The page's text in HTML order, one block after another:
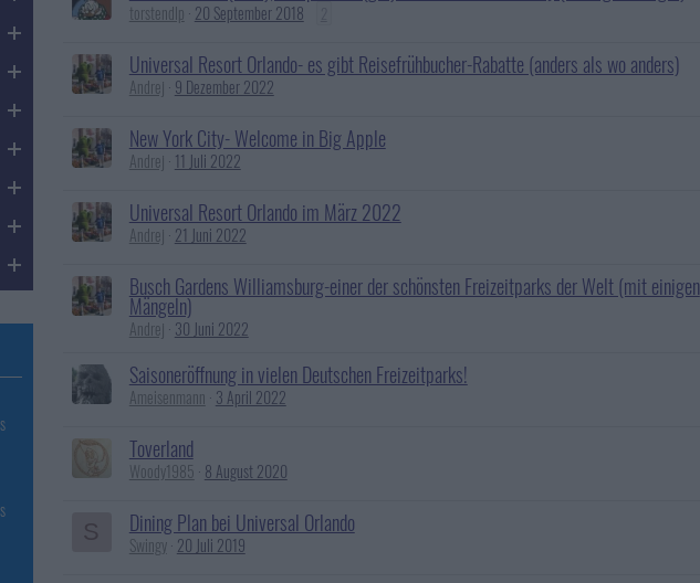
torstendlp 20 September 2018
Universal Resort Orlando- es gibt Reisefrühbucher-Rabatte (anders als wo anders)
Andrej 9 Dezember 2022
New York City- Welcome in Big Apple
Andrej 11 Juli 2022
Universal Resort Orlando im März 2022
Andrej 21 Juni 2022
Busch Gardens Williamsburg-einer der schönsten Freizeitparks der Welt (mit einigen
Mängeln)
Andrej 30 Juni 2022
Saisoneröffnung in vielen Deutschen Freizeitparks!
Ameisenmann 3 April 2022
Toverland
Woody1985 8 August 2020
S Dining Plan bei Universal Orlando
Swingy 20 Juli 2019